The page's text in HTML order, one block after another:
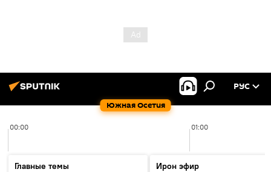
Южная Осетия
РУС
00:00 01:00
Главные темы
Ирон эфир